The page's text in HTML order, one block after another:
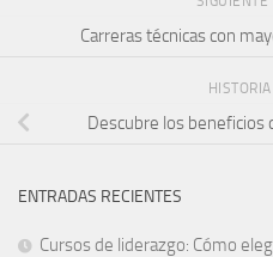
Carreras técnicas con
Descubre los beneficios
ENTRADAS RECIENTES
Cursos de liderazgo: Cómo